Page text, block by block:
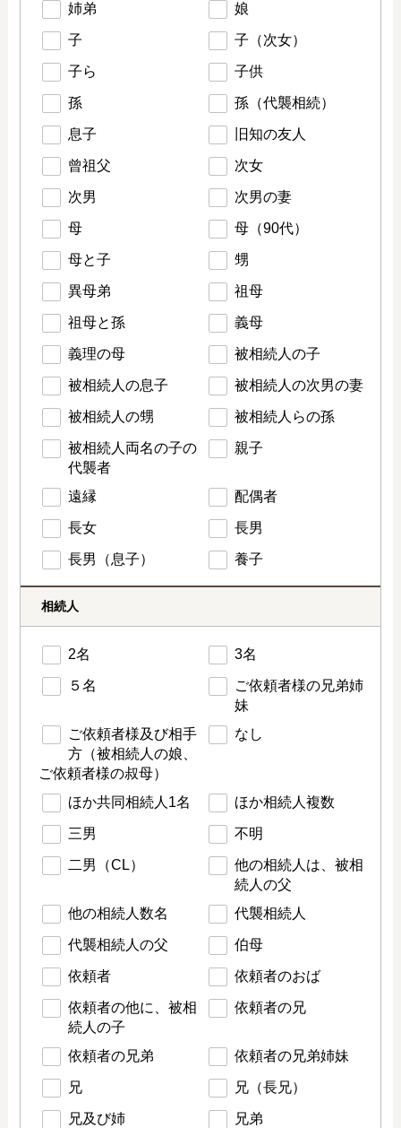
姉弟 娘
子 子（次女）
子ら 子供
孫 孫（代襲相続）
息子 旧知の友人
曾祖父 次女
次男 次男の妻
母 母（90代）
母と子 甥
異母弟 祖母
祖母と孫 義母
義理の母 被相続人の子
被相続人の息子 被相続人の次男の妻
被相続人の甥 被相続人らの孫
被相続人両名の子の
代襲者
親子
遠縁 配偶者
長女 長男
長男（息子） 養子
相続人
2名 3名
５名
ご依頼者様の兄弟姉
妹
ご依頼者様及び相手
方（被相続人の娘、
ご依頼者様の叔母）
なし
ほか共同相続人1名 ほか相続人複数
三男 不明
二男（CL）
他の相続人は、被相
続人の父
他の相続人数名
代襲相続人
代襲相続人の父 伯母
依頼者 依頼者のおば
依頼者の他に、被相
続人の子
依頼者の兄
依頼者の兄弟 依頼者の兄弟姉妹
兄 兄（長兄）
兄及び姉 兄弟